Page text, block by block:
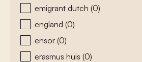
emigrant dutch (0)
england (0)
ensor (0)
erasmus huis (0)